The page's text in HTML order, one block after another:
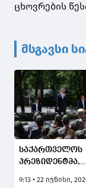
ცხოვრების
მსგავსი
საქართველოს
პრეზიდენტმა,
ყაველაშვილმა
9:13 • 22 ივნისი,